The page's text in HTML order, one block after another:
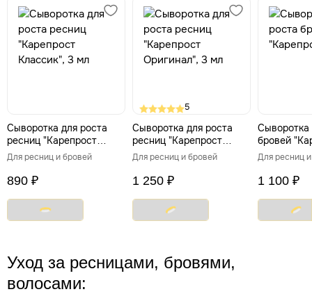
Сыворотка для роста
ресниц "Карепрост
Классик", 3 мл
Для ресниц и бровей
890 ₽
5
Сыворотка для роста
ресниц "Карепрост
Оригинал", 3 мл
Для ресниц и бровей
1 250 ₽
Сыворотка
бровей
мл
Для ресниц
1 100 ₽
Уход за ресницами, бровями,
волосами: